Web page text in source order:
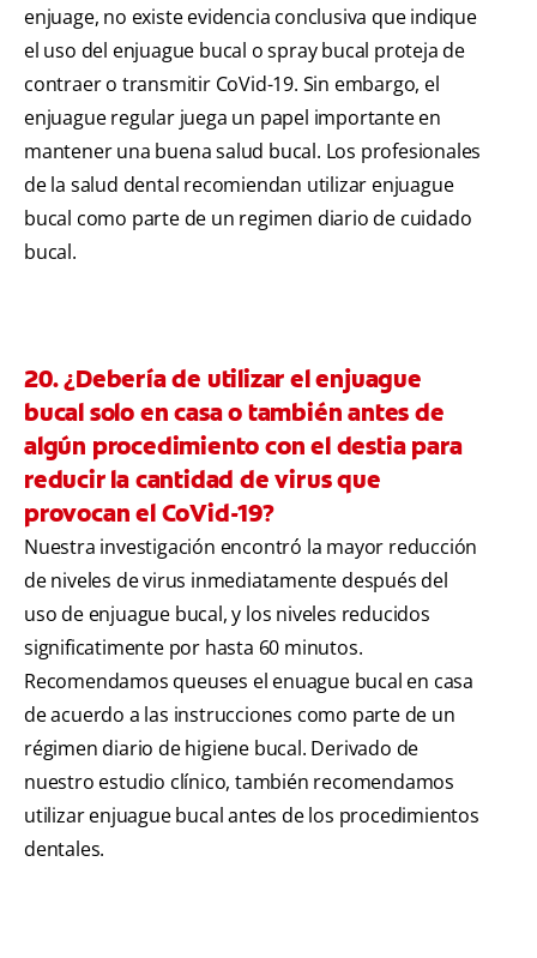
enjuage, no existe evidencia conclusiva que indique
el uso del enjuague bucal o spray bucal proteja de
contraer o transmitir CoVid-19. Sin embargo, el
enjuague regular juega un papel importante en
mantener una buena salud bucal. Los profesionales
de la salud dental recomiendan utilizar enjuague
bucal como parte de un regimen diario de cuidado
bucal.
20. ¿Debería de utilizar el enjuague
bucal solo en casa o también antes de
algún procedimiento con el destia para
reducir la cantidad de virus que
provocan el CoVid-19?
Nuestra investigación encontró la mayor reducción
de niveles de virus inmediatamente después del
uso de enjuague bucal, y los niveles reducidos
significatimente por hasta 60 minutos.
Recomendamos queuses el enuague bucal en casa
de acuerdo a las instrucciones como parte de un
régimen diario de higiene bucal. Derivado de
nuestro estudio clínico, también recomendamos
utilizar enjuague bucal antes de los procedimientos
dentales.